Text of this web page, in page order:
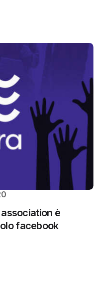
è
facebook